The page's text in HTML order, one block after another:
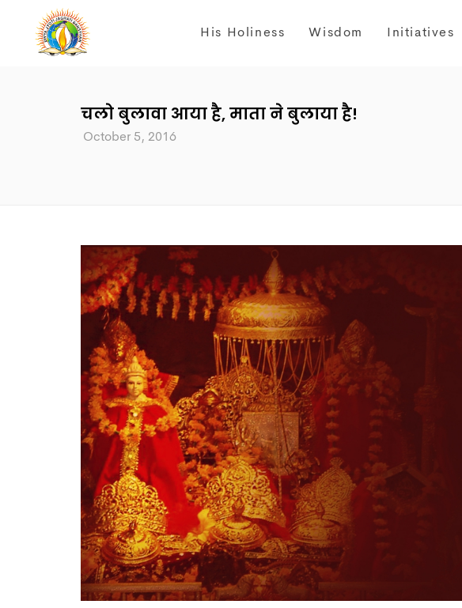
His Holiness Wisdom Initiatives
चलो बुलावा आया है, माता ने बुलाया है!
October 5, 2016